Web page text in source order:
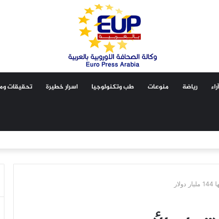
آراء رياضة منوعات طب وتكنولوجيا اسرار خطيرة تحقيقات